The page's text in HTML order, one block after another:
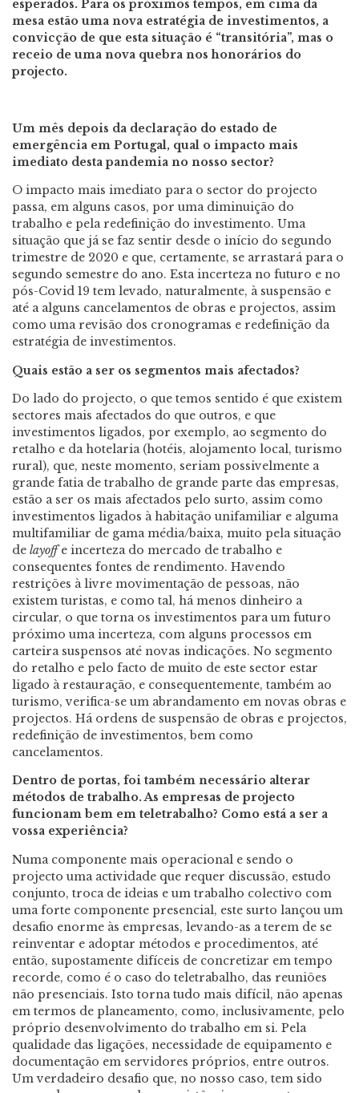
esperados. Para os próximos tempos, em cima da
mesa estão uma nova estratégia de investimentos, a
convicção de que esta situação é “transitória”, mas o
receio de uma nova quebra nos honorários do
projecto.
Um mês depois da declaração do estado de
emergência em Portugal, qual o impacto mais
imediato desta pandemia no nosso sector?
O impacto mais imediato para o sector do projecto
passa, em alguns casos, por uma diminuição do
trabalho e pela redefinição do investimento. Uma
situação que já se faz sentir desde o início do segundo
trimestre de 2020 e que, certamente, se arrastará para o
segundo semestre do ano. Esta incerteza no futuro e no
pós-Covid 19 tem levado, naturalmente, à suspensão e
até a alguns cancelamentos de obras e projectos, assim
como uma revisão dos cronogramas e redefinição da
estratégia de investimentos.
Quais estão a ser os segmentos mais afectados?
Do lado do projecto, o que temos sentido é que existem
sectores mais afectados do que outros, e que
investimentos ligados, por exemplo, ao segmento do
retalho e da hotelaria (hotéis, alojamento local, turismo
rural), que, neste momento, seriam possivelmente a
grande fatia de trabalho de grande parte das empresas,
estão a ser os mais afectados pelo surto, assim como
investimentos ligados à habitação unifamiliar e alguma
multifamiliar de gama média/baixa, muito pela situação
de layoffe incerteza do mercado de trabalho e
consequentes fontes de rendimento. Havendo
restrições à livre movimentação de pessoas, não
existem turistas, e como tal, há menos dinheiro a
circular, o que torna os investimentos para um futuro
próximo uma incerteza, com alguns processos em
carteira suspensos até novas indicações. No segmento
do retalho e pelo facto de muito de este sector estar
ligado à restauração, e consequentemente, também ao
turismo, verifica-se um abrandamento em novas obras e
projectos. Há ordens de suspensão de obras e projectos,
redefinição de investimentos, bem como
cancelamentos.
Dentro de portas, foi também necessário alterar
métodos de trabalho. As empresas de projecto
funcionam bem em teletrabalho? Como está a ser a
vossa experiência?
Numa componente mais operacional e sendo o
projecto uma actividade que requer discussão, estudo
conjunto, troca de ideias e um trabalho colectivo com
uma forte componente presencial, este surto lançou um
desafio enorme às empresas, levando-as a terem de se
reinventar e adoptar métodos e procedimentos, até
então, supostamente difíceis de concretizar em tempo
recorde, como é o caso do teletrabalho, das reuniões
não presenciais. Isto torna tudo mais difícil, não apenas
em termos de planeamento, como, inclusivamente, pelo
próprio desenvolvimento do trabalho em si. Pela
qualidade das ligações, necessidade de equipamento e
documentação em servidores próprios, entre outros.
Um verdadeiro desafio que, no nosso caso, tem sido